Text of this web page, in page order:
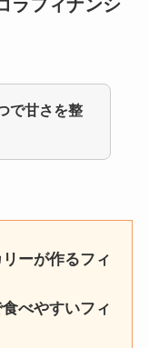
ラフィナンシ
で甘さを整
ーが作るフィ
べやすいフィ